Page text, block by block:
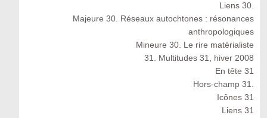
Liens 30.
Majeure 30. Réseaux autochtones : résonances
anthropologiques
Mineure 30. Le rire matérialiste
31. Multitudes 31, hiver 2008
En tête 31
Hors-champ 31.
Icônes 31
Liens 31